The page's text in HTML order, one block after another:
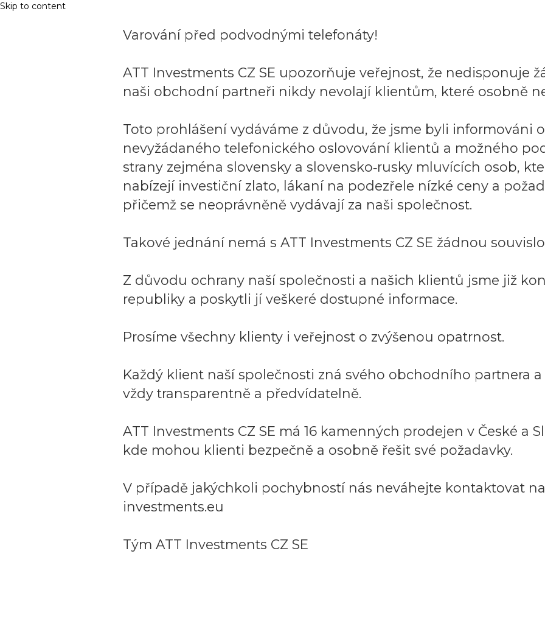
Skip to content
Varování před podvodnými telefonáty!
ATT Investments CZ SE upozorňuje veřejnost, že nedisponuje
naši obchodní partneři nikdy nevolají klientům, které osobně
Toto prohlášení vydáváme z důvodu, že jsme byli informováni
nevyžádaného telefonického oslovování klientů a možného
strany zejména slovensky a slovensko‑rusky mluvících osob,
nabízejí investiční zlato, lákaní na podezřele nízké ceny a
přičemž se neoprávněně vydávají za naši společnost.
Takové jednání nemá s ATT Investments CZ SE žádnou
Z důvodu ochrany naší společnosti a našich klientů jsme již
republiky a poskytli jí veškeré dostupné informace.
Prosíme všechny klienty i veřejnost o zvýšenou opatrnost.
Každý klient naší společnosti zná svého obchodního partnera
vždy transparentně a předvídatelně.
ATT Investments CZ SE má 16 kamenných prodejen v České a
kde mohou klienti bezpečně a osobně řešit své požadavky.
V případě jakýchkoli pochybností nás neváhejte kontaktovat
investments.eu
Tým ATT Investments CZ SE